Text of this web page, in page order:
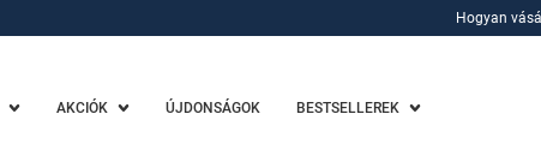
Hogyan
AKCIÓK ÚJDONSÁGOK BESTSELLEREK